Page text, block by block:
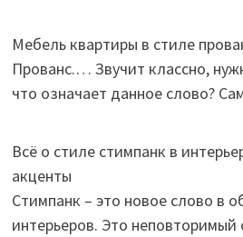
Мебель квартиры в стиле
Прованс.… Звучит классно,
что означает данное слово?
Всё о стиле стимпанк в
акценты
Стимпанк – это новое слово в
интерьеров. Это неповторимый